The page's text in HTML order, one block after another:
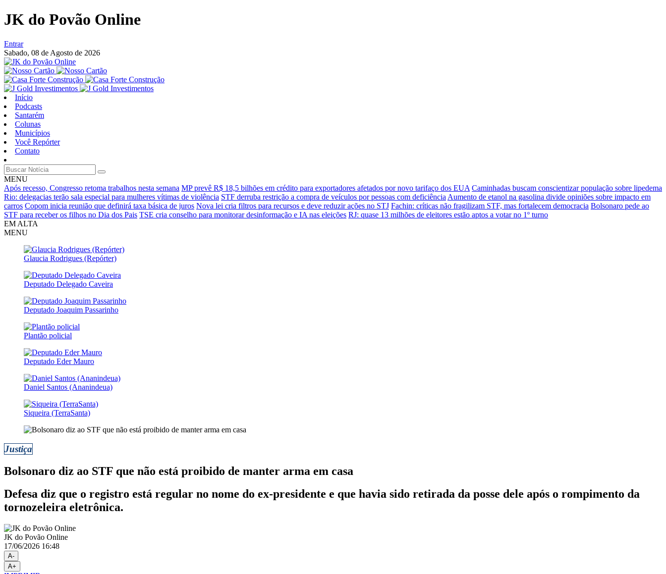
JK do Povão Online
Entrar
Sabado, 08 de Agosto de 2026
Início
Podcasts
Santarém
Colunas
Municípios
Você Repórter
Contato
MENU
Após recesso, Congresso retoma trabalhos nesta semana MP prevê R$ 18,5 bilhões em crédito para exportadores afetados por novo tarifaço dos EUA Caminhadas buscam conscientizar população sobre lipedema
Rio: delegacias terão sala especial para mulheres vítimas de violência STF derruba restrição a compra de veículos por pessoas com deficiência Aumento de etanol na gasolina divide opiniões sobre impacto em
carros Copom inicia reunião que definirá taxa básica de juros Nova lei cria filtros para recursos e deve reduzir ações no STJ Fachin: críticas não fragilizam STF, mas fortalecem democracia Bolsonaro pede ao
STF para receber os filhos no Dia dos Pais TSE cria conselho para monitorar desinformação e IA nas eleições RJ: quase 13 milhões de eleitores estão aptos a votar no 1º turno
EM ALTA
MENU
Glaucia Rodrigues (Repórter)
Deputado Delegado Caveira
Deputado Joaquim Passarinho
Plantão policial
Deputado Eder Mauro
Daniel Santos (Ananindeua)
Siqueira (TerraSanta)
Justiça
Bolsonaro diz ao STF que não está proibido de manter arma em casa
Defesa diz que o registro está regular no nome do ex-presidente e que havia sido retirada da posse dele após o rompimento da
tornozeleira eletrônica.
JK do Povão Online
17/06/2026 16:48
A-
A+